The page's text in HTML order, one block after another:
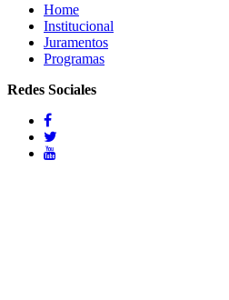
Home
Institucional
Juramentos
Programas
Redes Sociales